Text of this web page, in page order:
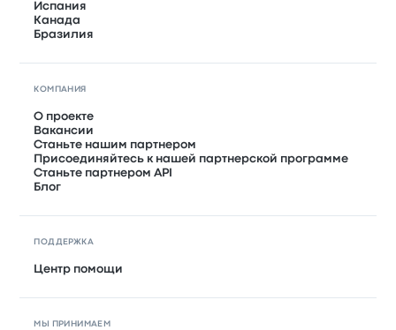
Испания
Канада
Бразилия
КОМПАНИЯ
О проекте
Вакансии
Станьте нашим партнером
Присоединяйтесь к нашей партнерской программе
Станьте партнером API
Блог
ПОДДЕРЖКА
Центр помощи
МЫ ПРИНИМАЕМ